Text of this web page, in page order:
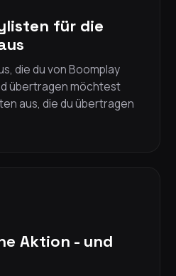
für die
die du von Boomplay
übertragen möchtest
aus, die du übertragen
Aktion - und